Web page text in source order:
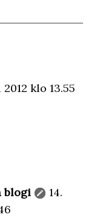
klo 13.55
blogi
14.